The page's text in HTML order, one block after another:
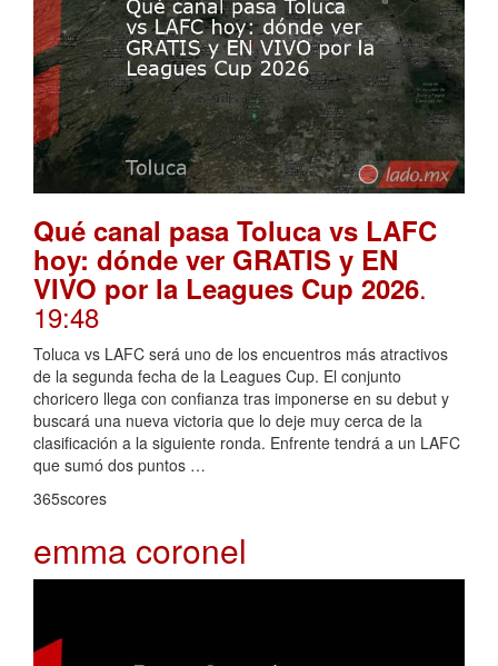
Qué canal pasa Toluca vs LAFC
hoy: dónde ver GRATIS y EN
VIVO por la Leagues Cup 2026.
19:48
Toluca vs LAFC será uno de los encuentros más atractivos
de la segunda fecha de la Leagues Cup. El conjunto
choricero llega con confianza tras imponerse en su debut y
buscará una nueva victoria que lo deje muy cerca de la
clasificación a la siguiente ronda. Enfrente tendrá a un LAFC
que sumó dos puntos …
365scores
emma coronel